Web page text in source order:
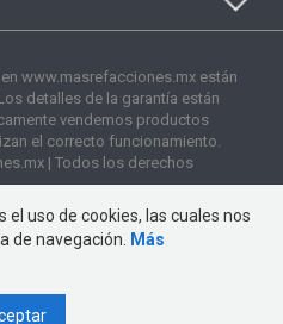
www.masrefacciones.mx están
detalles de la garantía están
vendemos productos
el correcto funcionamiento.
| Todos los derechos
uso de cookies, las cuales nos
de navegación.
Más